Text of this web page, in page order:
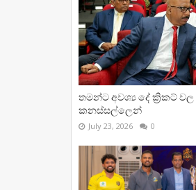
තමන්ට අවශ්‍ය දේ ක්‍රිකට්
කනස්සල්ලෙන්
July 23, 2026 0